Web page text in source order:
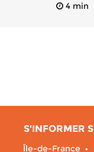
4 min
S'INFORMER
Île-de-France